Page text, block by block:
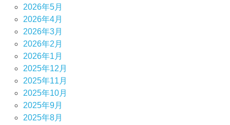
2026年5月
2026年4月
2026年3月
2026年2月
2026年1月
2025年12月
2025年11月
2025年10月
2025年9月
2025年8月